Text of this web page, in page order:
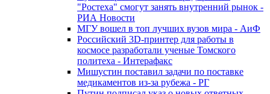
"Ростеха" смогут занять внутренний рынок -
РИА Новости
МГУ вошел в топ лучших вузов мира - АиФ
Российский 3D-принтер для работы в
космосе разработали ученые Томского
политеха - Интерафакс
Мишустин поставил задачи по поставке
медикаментов из-за рубежа - РГ